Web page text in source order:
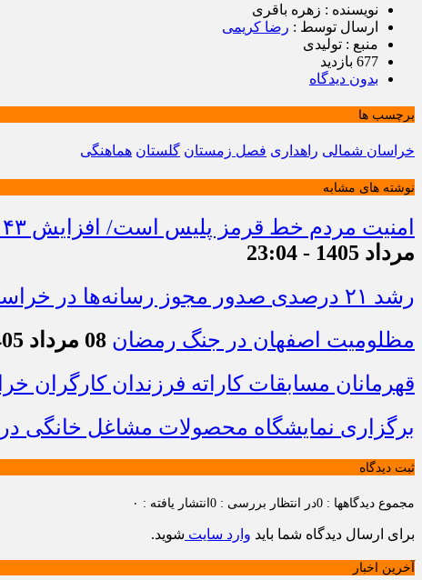
نویسنده : زهره باقری
ارسال توسط : رضا کریمی
منبع : تولیدی
677 بازدید
بدون دیدگاه
برچسب ها
خراسان شمالی راهداری فصل زمستان گلستان هماهنگی
نوشته های مشابه
امنیت مردم خط قرمز پلیس است/ افزایش ۴۳ درصدی کشفیات مواد مخدر و رشد ۶۸ درصدی کشف سرقت در خراسان شمالی
مرداد 1405 - 23:04
رشد ۲۱ درصدی صدور مجوز رسانه‌ها در خراسان شمالی / فعالیت ۱۳ رسانه جدید در ۴ ماه نخست سال
مظلومیت اصفهان در جنگ رمضان 08 مرداد 1405 - 22:33
قهرمانان مسابقات کاراته فرزندان
برگزاری نمایشگاه محصولات مشاغل خانگی
ثبت دیدگاه
مجموع دیدگاهها : 0 در انتظار بررسی : 0 انتشار یافته : ۰
برای ارسال دیدگاه شما باید وارد سایت شوید.
آخرین اخبار